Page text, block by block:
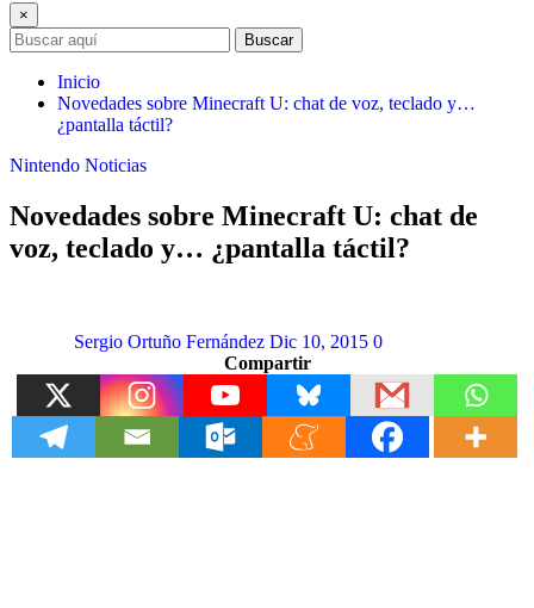
×
Buscar
Inicio
Novedades sobre Minecraft U: chat de voz, teclado y…
¿pantalla táctil?
Nintendo Noticias
Novedades sobre Minecraft U: chat de
voz, teclado y… ¿pantalla táctil?
Sergio Ortuño Fernández Dic 10, 2015 0
Compartir